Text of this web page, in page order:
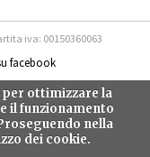
iva: 00150360063
facebook
ottimizzare la
il funzionamento
nella
dei cookie.